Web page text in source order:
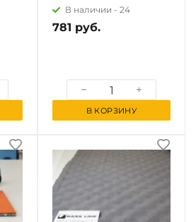
В наличии - 24
781 руб.
В КОРЗИНУ